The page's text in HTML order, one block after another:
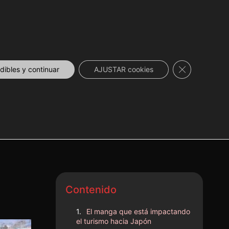
Contenido
El manga que está impactando
el turismo hacia Japón
y continuar AJUSTAR cookies Cerrar el